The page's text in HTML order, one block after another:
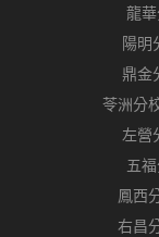
龍
陽明
鼎金
苓洲分
左營
五
鳳西
右昌